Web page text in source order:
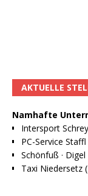
AKTUELLE
Namhafte
Intersport
PC-Service Staffl
Schönfuß ·
Taxi Niedersetz